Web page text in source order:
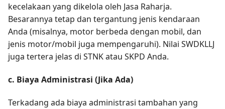
kecelakaan yang dikelola oleh Jasa Raharja.
Besarannya tetap dan tergantung jenis kendaraan
Anda (misalnya, motor berbeda dengan mobil, dan
jenis motor/mobil juga mempengaruhi). Nilai SWDKLLJ
juga tertera jelas di STNK atau SKPD Anda.
c. Biaya Administrasi (Jika Ada)
Terkadang ada biaya administrasi tambahan yang